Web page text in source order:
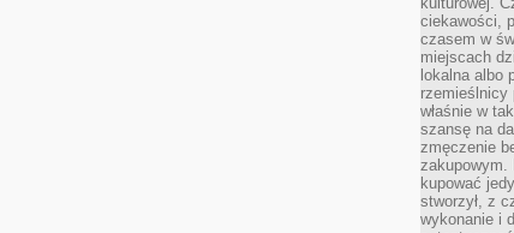
ciekawości,
czasem w
miejscach
lokalna albo
rzemieślnicy
właśnie w
szansę na
zmęczenie
zakupowym.
kupować
stworzył, z
wykonanie i